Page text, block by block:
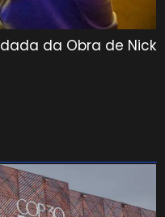
da Obra de Nick